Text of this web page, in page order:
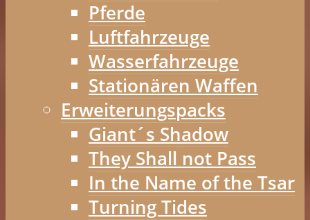
Pferde
Luftfahrzeuge
Wasserfahrzeuge
Stationären Waffen
Erweiterungspacks
Giant´s Shadow
They Shall not Pass
In the Name of the Tsar
Turning Tides